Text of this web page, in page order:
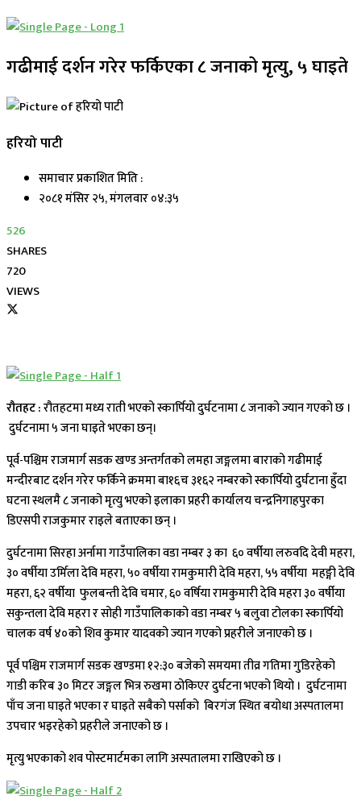
गढीमाई दर्शन गरेर फर्किएका ८ जनाको मृत्यु, ५ घाइते
हरियो पाटी
समाचार प्रकाशित मिति :
२०८१ मंसिर २५, मंगलवार ०४:३५
526
SHARES
720
VIEWS
रौतहट :रौतहटमा मध्य राती भएको स्कार्पियो दुर्घटनामा ८ जनाको ज्यान गएको छ ।
दुर्घटनामा ५ जना घाइते भएका छन्।
पूर्व-पश्चिम राजमार्ग सडक खण्ड अन्तर्गतको लमहा जङ्गलमा बाराको गढीमाई
मन्दीरबाट दर्शन गरेर फर्किने क्रममा बा१६च ३१६२ नम्बरको स्कार्पियो दुर्घटाना हुँदा
घटना स्थलमै ८ जनाको मृत्यु भएको इलाका प्रहरी कार्यालय चन्द्रनिगाहपुरका
डिएसपी राजकुमार राइले बताएका छन् ।
दुर्घटनामा सिरहा अर्नामा गाउँपालिका वडा नम्बर ३ का ६० वर्षीया लरुवदि देवी महरा,
३० वर्षीया उर्मिला देवि महरा, ५० वर्षीया रामकुमारी देवि महरा, ५५ वर्षीया महङ्गी देवि
महरा, ६२ वर्षीया फुलबन्ती देवि चमार, ६० वर्षिया रामकुमारी देवि महरा ३० वर्षीया
सकुन्तला देवि महरा र सोही गाउँपालिकाको वडा नम्बर ५ बलुवा टोलका स्कार्पियो
चालक वर्ष ४०को शिव कुमार यादवको ज्यान गएको प्रहरीले जनाएको छ ।
पूर्व पश्चिम राजमार्ग सडक खण्डमा १२:३० बजेको समयमा तीव्र गतिमा गुडिरहेको
गाडी करिब ३० मिटर जङ्गल भित्र रुखमा ठोकिएर दुर्घटना भएको थियो । दुर्घटनामा
पाँच जना घाइते भएका र घाइते सबैको पर्साको बिरगंज स्थित बयोधा अस्पतालमा
उपचार भइरहेको प्रहरीले जनाएको छ ।
मृत्यु भएकाको शव पोस्टमार्टमका लागि अस्पतालमा राखिएको छ ।